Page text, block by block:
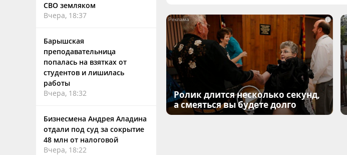
СВО земляком
Вчера, 18:37
Барышская
преподавательница
попалась на взятках от
студентов и лишилась
работы
Вчера, 18:32
Бизнесмена Андрея Аладина
отдали под суд за сокрытие
48 млн от налоговой
Вчера, 18:22
i
Ролик длится несколько секунд,
а смеяться вы будете долго